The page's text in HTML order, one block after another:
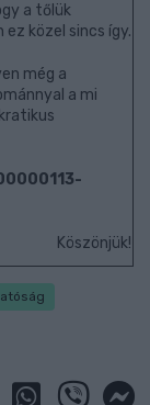
a tőlük
közel sincs így.
még a
a mi
Köszönjük!